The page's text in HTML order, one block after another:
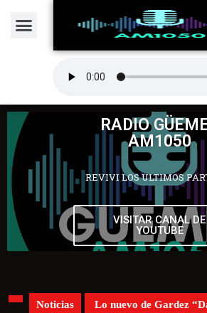
RADIO
AM1050
REVIVI LOS ULTIMOS
VISITAR CANAL DE
YOUTUBE
Noticias Lo nuevo de Gardez